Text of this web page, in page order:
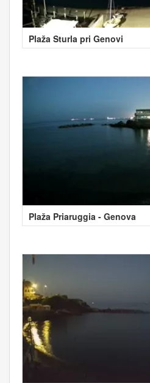
Plaža Sturla pri Genovi
Plaža Priaruggia - Genova